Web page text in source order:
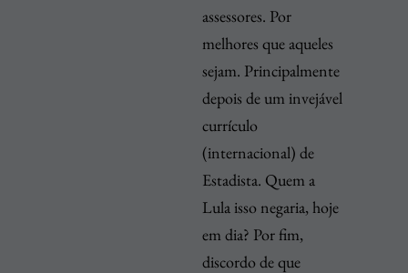
assessores. Por
melhores que aqueles
sejam. Principalmente
depois de um invejável
currículo
(internacional) de
Estadista. Quem a
Lula isso negaria, hoje
em dia? Por fim,
discordo de que